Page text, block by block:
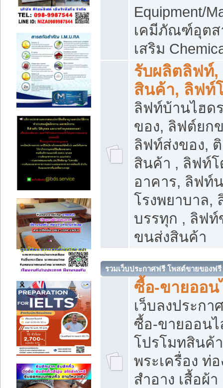
Equipment/
เคมีภัณฑ์อุตส
เสริม
รับผลิตลิฟท์
สินค้า, ลิฟท์
ลิฟท์บ้านไฮด
ของ, ลิฟต์ยก
ลิฟท์ส่งของ,
สินค้า , ลิฟท์
อาคาร, ลิฟท์
โรงพยาบาล,
บรรทุก , ลิฟ
ขนส่งสินค้า
รวมเว็บประกาศฟรี โพสต์ขายของฟรี
ซื้อ-ขายออน
เว็บลงประก
ซื้อ-ขายออน
โปรโมทสินค้
พระเครื่อง ท่อ
สำอาง เสื้อผ้